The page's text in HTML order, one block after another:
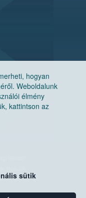
hogyan
Weboldalunk
élmény
kattintson az
sütik
Hivatal
Pf. 30.